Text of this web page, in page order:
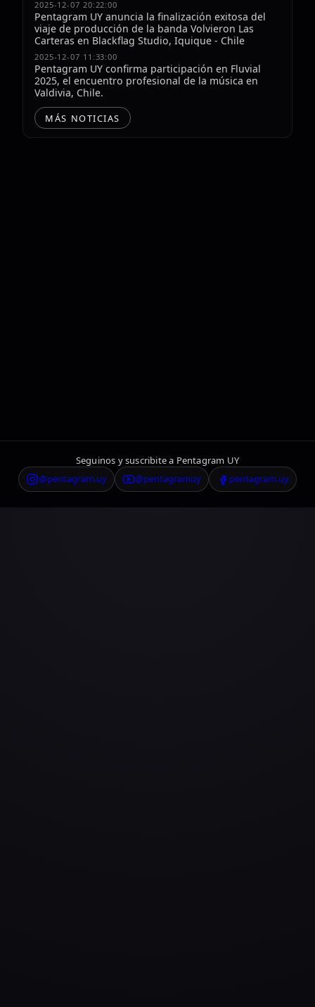
2025-12-07 20:22:00
Pentagram UY anuncia la finalización exitosa del
viaje de producción de la banda Volvieron Las
Carteras en Blackflag Studio, Iquique - Chile
2025-12-07 11:33:00
Pentagram UY confirma participación en Fluvial
2025, el encuentro profesional de la música en
Valdivia, Chile.
MÁS NOTICIAS
Seguinos y suscribite a Pentagram UY
@pentagram.uy
@pentagramuy pentagram.uy